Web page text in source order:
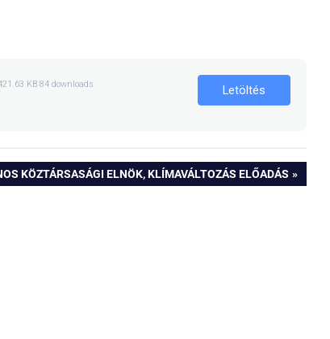
KB 84 downloads Letöltés
KÖZTÁRSASÁGI ELNÖK, KLÍMAVÁLTOZÁS ELŐADÁS